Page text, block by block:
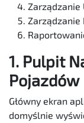
Zarządzanie
Zarządzanie
1. Pulpit
Pojazdów
Główny ekran
domyślnie